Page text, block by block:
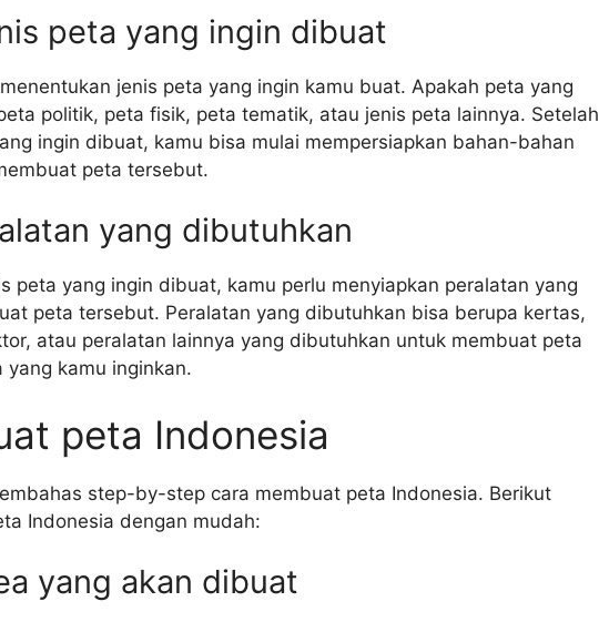
peta yang ingin dibuat
jenis peta yang ingin kamu buat. Apakah peta yang
politik, peta fisik, peta tematik, atau jenis peta lainnya. Setelah
ingin dibuat, kamu bisa mulai mempersiapkan bahan-bahan
peta tersebut.
yang dibutuhkan
peta yang ingin dibuat, kamu perlu menyiapkan peralatan yang
peta tersebut. Peralatan yang dibutuhkan bisa berupa kertas,
atau peralatan lainnya yang dibutuhkan untuk membuat peta
kamu inginkan.
peta Indonesia
step-by-step cara membuat peta Indonesia. Berikut
Indonesia dengan mudah:
yang akan dibuat